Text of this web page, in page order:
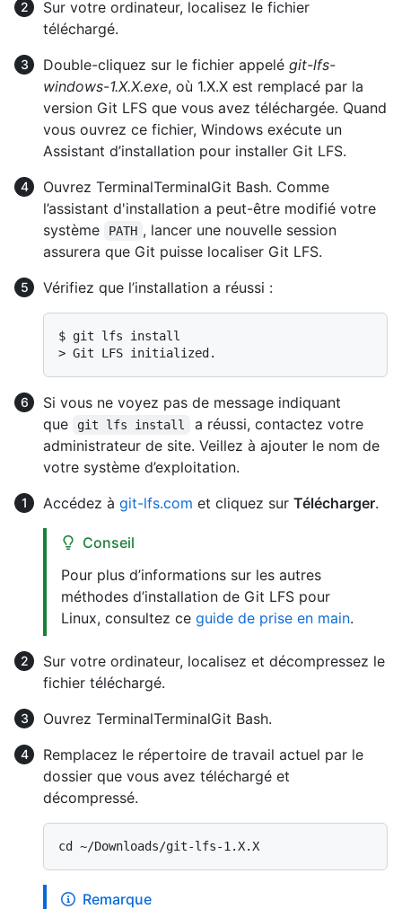
Sur votre ordinateur, localisez le fichier
téléchargé.
Double-cliquez sur le fichier appelé git-lfs-
windows-1.X.X.exe, où 1.X.X est remplacé par la
version Git LFS que vous avez téléchargée. Quand
vous ouvrez ce fichier, Windows exécute un
Assistant d’installation pour installer Git LFS.
Ouvrez TerminalTerminalGit Bash. Comme
l’assistant d'installation a peut-être modifié votre
système
PATH , lancer une nouvelle session
assurera que Git puisse localiser Git LFS.
Vérifiez que l’installation a réussi :
$ git lfs install
> Git LFS initialized.
Si vous ne voyez pas de message indiquant
que
git lfs install
a réussi, contactez votre
administrateur de site. Veillez à ajouter le nom de
votre système d’exploitation.
Accédez à git-lfs.com et cliquez sur Télécharger.
Conseil
Pour plus d’informations sur les autres
méthodes d’installation de Git LFS pour
Linux, consultez ce guide de prise en main.
Sur votre ordinateur, localisez et décompressez le
fichier téléchargé.
Ouvrez TerminalTerminalGit Bash.
Remplacez le répertoire de travail actuel par le
dossier que vous avez téléchargé et
décompressé.
Remarque